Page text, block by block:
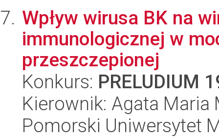
Wpływ wirusa BK na
immunologicznej w
przeszczepionej
Konkurs: PRELUDIUM
Kierownik: Agata Maria
Pomorski Uniwersytet